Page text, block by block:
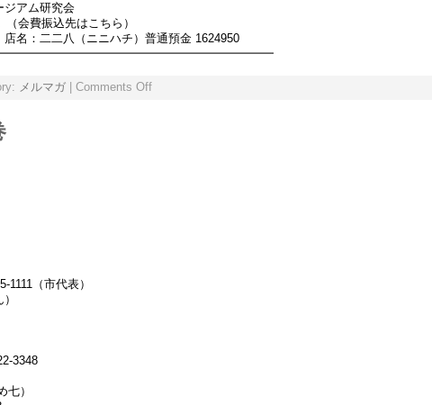
ジアム研究会
会費振込先はこちら）
名：二二八（ニニハチ）普通預金 1624950
メルマガ Comments Off
1111（市代表）
3348
七）